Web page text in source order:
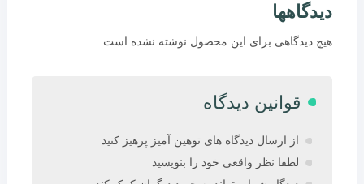
دیدگاهها
هیچ دیدگاهی برای این محصول نوشته نشده است.
قوانین دیدگاه
از ارسال دیدگاه های توهین آمیز پرهیز کنید
لطفا نظر واقعی خود را بنویسید